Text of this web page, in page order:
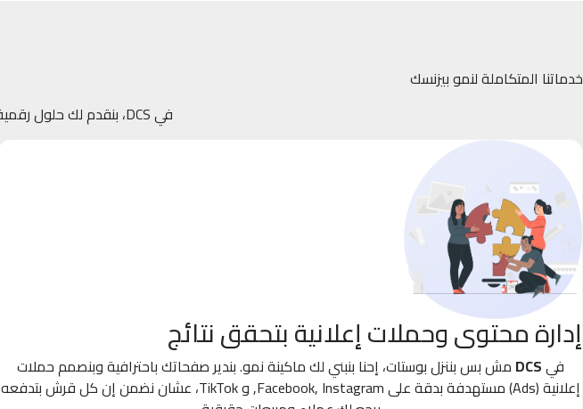
خدماتنا المتكاملة لنمو بيزنسك
في DCS، بنقدم لك حلول رقمية بتبدأ من الفكرة وتوصل بيك للقمة.
إدارة محتوى وحملات إعلانية بتحقق نتائج
فيDCS مش بس بننزل بوستات، إحنا بنبني لك ماكينة نمو. بندير صفحاتك باحترافية وبنصمم حملات
إعلانية (Ads) مستهدفة بدقة على Facebook, Instagram, و TikTok، عشان نضمن إن كل قرش بتدفعه